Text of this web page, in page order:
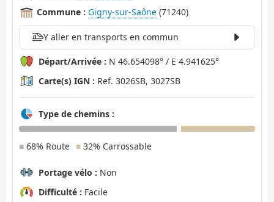
Commune : Gigny-sur-Saône (71240)
Y aller en transports en commun
Départ/Arrivée : N 46.654098° / E 4.941625°
Carte(s) IGN : Ref. 3026SB, 3027SB
Type de chemins :
■ 68% Route ■ 32% Carrossable
Portage vélo : Non
Difficulté : Facile